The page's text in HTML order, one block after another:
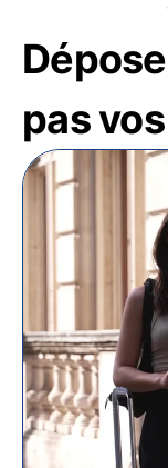
pas